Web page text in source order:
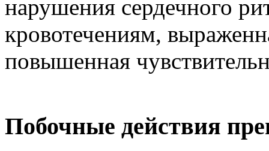
нарушения сердечного
кровотечениям,
повышенная
Побочные действия